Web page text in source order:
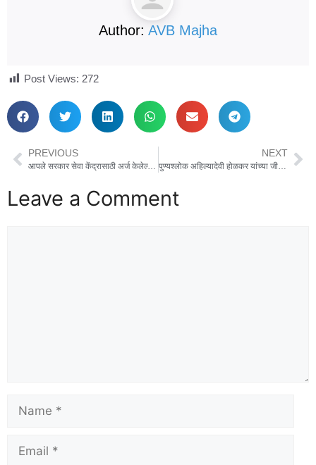
Author: AVB Majha
Post Views: 272
PREVIOUS
आपले सरकार सेवा केंद्रासाठी अर्ज केलेल्यांनी कोणत्याही व्यक्तीशी आर्थिक व्यवहार करू नयेत – उपजिल्हाधिकारी विक्रांत चव्हाण
NEXT
पुण्यश्लोक अहिल्यादेवी होळकर यांच्या जीवन चरित्रावर मराठीसह बहुभाषिक चित्रपटाची निर्मिती
Leave a Comment